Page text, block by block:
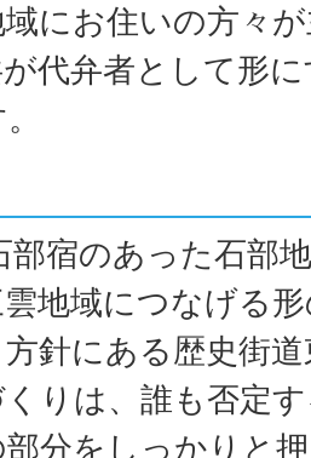
にお住いの方々
代弁者として形
部宿のあった石部
地域につなげる
針にある歴史街
りは、誰も否定
分をしっかりと